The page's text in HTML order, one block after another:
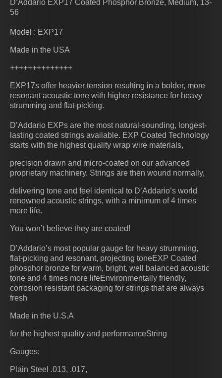
D’Addario EXP17 Coated Phosphor Bronze, Medium, 13-
56
Model : EXP17
Made in the USA
++++++++++++++
EXP17s offer heavier tension resulting in a bolder, more
resonant acoustic tone with higher resistance for heavy
strumming and flat-picking.
D’Addario EXPs are the most natural-sounding, longest-
lasting coated strings available. EXP Coated Technology
starts with the highest quality wrap wire materials,
precision drawn and micro-coated on our advanced
proprietary machinery. Strings are then wound normally,
delivering tone and feel identical to D’Addario’s world
renowned acoustic strings, with a minimum of 4 times
more life.
You won’t believe they are coated!
D’Addario’s most popular gauge for heavy strumming,
flat-picking and resonant, projecting toneEXP Coated
phosphor bronze for warm, bright, well balanced acoustic
tone and 4 times more lifeEnvironmentally friendly,
corrosion resistant packaging for strings that are always
fresh
Made in the U.S.A
for the highest quality and performanceString
Gauges:
Plain Steel .013, .017,